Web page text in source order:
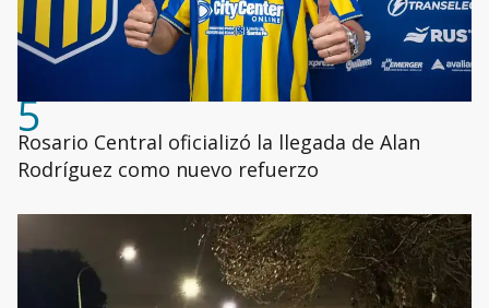
5
Rosario Central oficializó la llegada de Alan
Rodríguez como nuevo refuerzo